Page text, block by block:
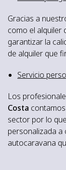
Gracias a
como el alquiler
garantizar la
de alquiler que
Servicio
Los
Costa
sector por lo
personalizada a
autocaravana